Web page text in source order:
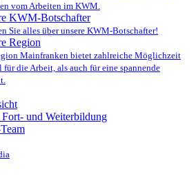
vom Arbeiten im KWM.
KWM-Botschafter
Sie alles über unsere KWM-Botschafter!
Region
Mainfranken bietet zahlreiche Möglichzeit
für die Arbeit, als auch für eine spannende
und Weiterbildung